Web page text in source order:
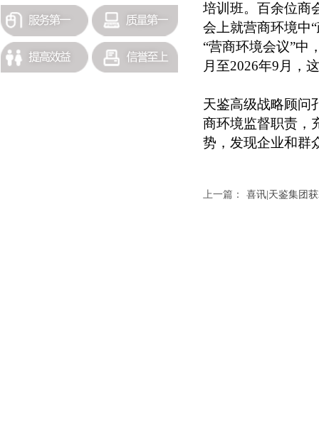
培训班。百余位商
会上就营商环境中
“营商环境会议”中
月至2026年9月，
天鉴高级战略顾问
商环境监督职责，
势，发现企业和群
上一篇： 喜讯|天鉴集团